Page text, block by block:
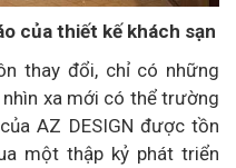
của thiết kế khách sạn
thay đổi, chỉ có những
xa mới có thể trường
AZ DESIGN được tồn
một thập kỷ phát triển